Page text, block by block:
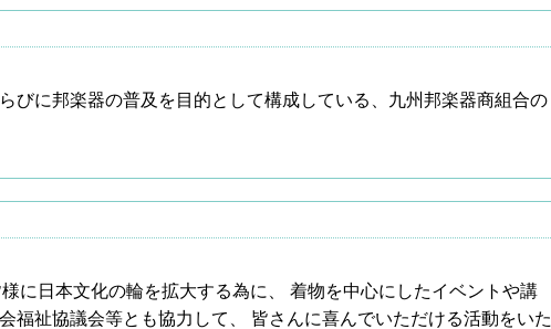
びに邦楽器の普及を目的として構成している、九州邦楽器商組合の
に日本文化の輪を拡大する為に、 着物を中心にしたイベントや講
福祉協議会等とも協力して、 皆さんに喜んでいただける活動をいた